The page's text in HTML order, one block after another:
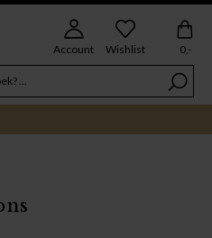
Account Wishlist 0,-